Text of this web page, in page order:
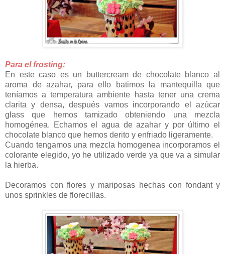
Para el frosting:
En este caso es un buttercream de chocolate blanco al
aroma de azahar, para ello batimos la mantequilla que
teníamos a temperatura ambiente hasta tener una crema
clarita y densa, después vamos incorporando el azúcar
glass que hemos tamizado obteniendo una mezcla
homogénea. Echamos el agua de azahar y por último el
chocolate blanco que hemos derito y enfriado ligeramente.
Cuando tengamos una mezcla homogenea incorporamos el
colorante elegido, yo he utilizado verde ya que va a simular
la hierba.
Decoramos con flores y mariposas hechas con fondant y
unos sprinkles de florecillas.